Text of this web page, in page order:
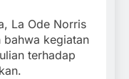
La Ode Norris
bahwa kegiatan
terhadap